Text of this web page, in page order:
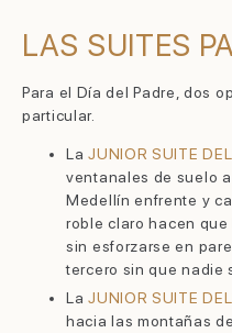
LAS SUITES
Para el Día del Padre, dos
particular.
LaJUNIOR SUITE
ventanales de suelo
Medellín enfrente y
roble claro hacen
sin esforzarse en
tercero sin que nadie
LaJUNIOR SUITE
hacia las montañas